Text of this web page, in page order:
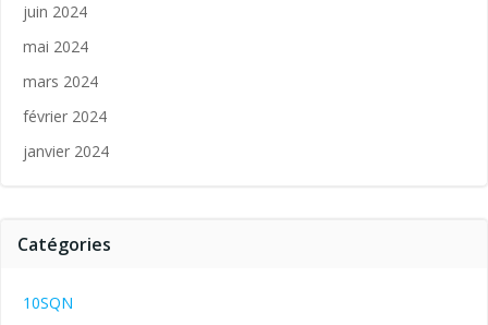
juin 2024
mai 2024
mars 2024
février 2024
janvier 2024
Catégories
10SQN